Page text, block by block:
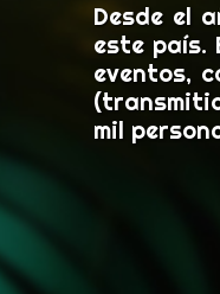
Desde el
este país.
eventos,
mil